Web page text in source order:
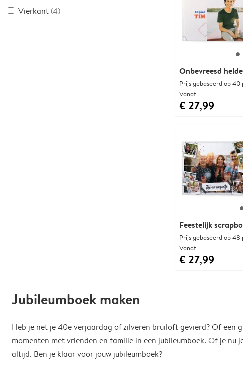
Vierkant (4)
Onbevreesd
Prijs gebaseerd op 40
Vanaf
€ 27,99
Feestelijk
Prijs gebaseerd op 48
Vanaf
€ 27,99
Jubileumboek maken
Heb je net je 40e verjaardag of zilveren bruiloft gevierd? Of een
momenten met vrienden en familie in een jubileumboek. Of je
altijd. Ben je klaar voor jouw jubileumboek?